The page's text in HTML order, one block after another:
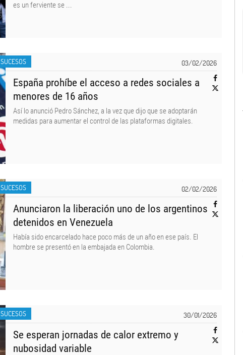
es un ferviente se ...
03/02/2026
SUCESOS
España prohíbe el acceso a redes sociales a
menores de 16 años
Así lo anunció Pedro Sánchez, a la vez que dijo que se adoptarán
medidas para aumentar el control de las plataformas digitales.
02/02/2026
SUCESOS
Anunciaron la liberación uno de los argentinos
detenidos en Venezuela
Había sido encarcelado hace poco más de un año en ese país. El
hombre se presentó en la embajada en Colombia.
30/01/2026
SUCESOS
Se esperan jornadas de calor extremo y
nubosidad variable